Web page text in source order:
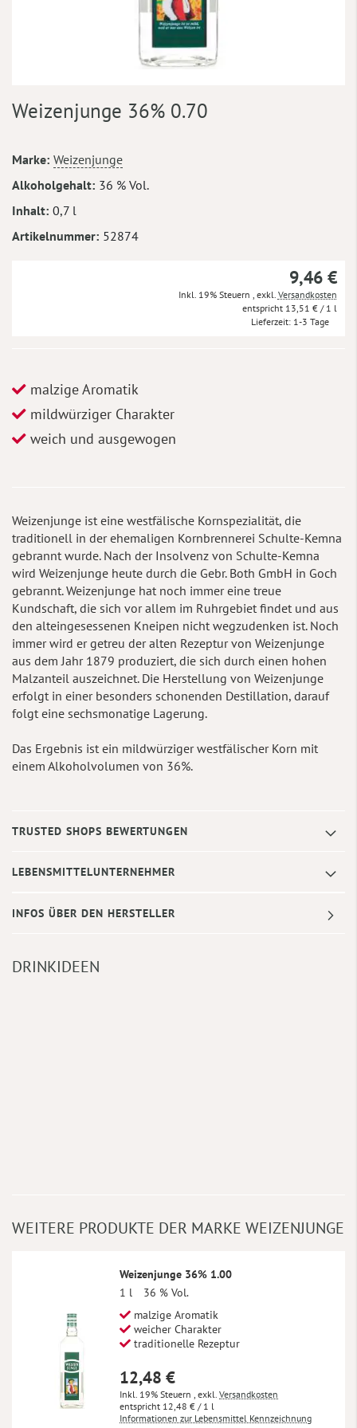
Anfang
springen
Weizenjunge 36% 0.70
Mehr
Informationen
Marke Weizenjunge
Alkoholgehalt 36 % Vol.
Inhalt 0,7 l
Artikelnummer 52874
9,46 €
Inkl. 19% Steuern exkl. Versandkosten
13,51 € / 1 l
Lieferzeit 1-3 Tage
malzige Aromatik
mildwürziger Charakter
weich und ausgewogen
Weizenjunge ist eine westfälische Kornspezialität, die
traditionell in der ehemaligen Kornbrennerei Schulte-Kemna
gebrannt wurde. Nach der Insolvenz von Schulte-Kemna
wird Weizenjunge heute durch die Gebr. Both GmbH in Goch
gebrannt. Weizenjunge hat noch immer eine treue
Kundschaft, die sich vor allem im Ruhrgebiet findet und aus
den alteingesessenen Kneipen nicht wegzudenken ist. Noch
immer wird er getreu der alten Rezeptur von Weizenjunge
aus dem Jahr 1879 produziert, die sich durch einen hohen
Malzanteil auszeichnet. Die Herstellung von Weizenjunge
erfolgt in einer besonders schonenden Destillation, darauf
folgt eine sechsmonatige Lagerung.
Das Ergebnis ist ein mildwürziger westfälischer Korn mit
einem Alkoholvolumen von 36%.
TRUSTED SHOPS BEWERTUNGEN
LEBENSMITTELUNTERNEHMER
INFOS ÜBER DEN HERSTELLER
DRINKIDEEN
WEITERE PRODUKTE DER MARKE WEIZENJUNGE
Weizenjunge 36% 1.00
1 l
36 % Vol.
malzige Aromatik
weicher Charakter
traditionelle Rezeptur
12,48 €
Inkl. 19% Steuern exkl. Versandkosten
12,48 € / 1 l
Informationen zur Lebensmittel Kennzeichnung